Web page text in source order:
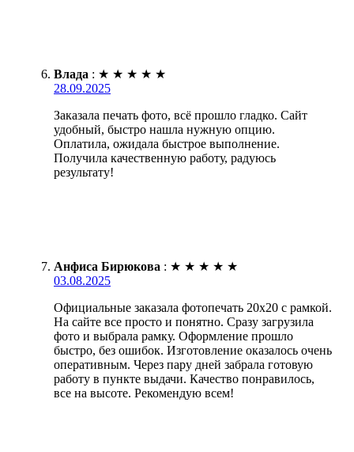
Влада : ★ ★ ★ ★ ★
28.09.2025
Заказала печать фото, всё прошло гладко. Сайт
удобный, быстро нашла нужную опцию.
Оплатила, ожидала быстрое выполнение.
Получила качественную работу, радуюсь
результату!
Анфиса Бирюкова : ★ ★ ★ ★ ★
03.08.2025
Официальные заказала фотопечать 20х20 с рамкой.
На сайте все просто и понятно. Сразу загрузила
фото и выбрала рамку. Оформление прошло
быстро, без ошибок. Изготовление оказалось очень
оперативным. Через пару дней забрала готовую
работу в пункте выдачи. Качество понравилось,
все на высоте. Рекомендую всем!